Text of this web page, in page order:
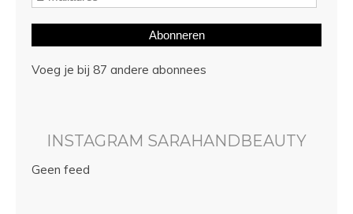
Abonneren
Voeg je bij 87 andere abonnees
INSTAGRAM SARAHANDBEAUTY
Geen feed